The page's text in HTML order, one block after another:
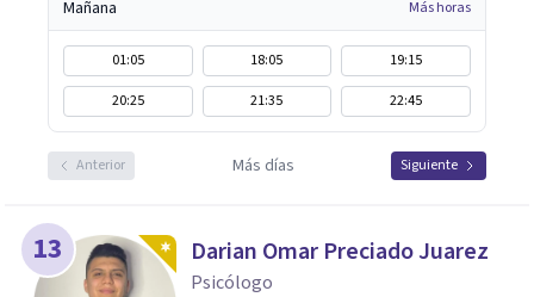
Mañana Más horas
01:05 18:05
19:15
20:25
21:35 22:45
Anterior Más días Siguiente
13 Darian Omar Preciado Juarez
Psicólogo